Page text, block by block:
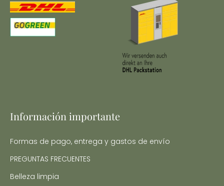
Información importante
Formas de pago, entrega y gastos de envío
PREGUNTAS FRECUENTES
Belleza limpia